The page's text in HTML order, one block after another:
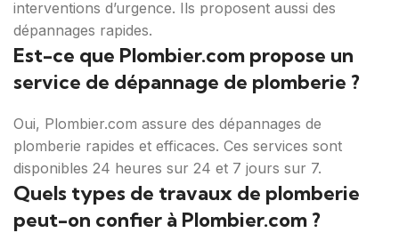
interventions d’urgence. Ils proposent aussi des
dépannages rapides.
Est-ce que Plombier.com propose un
service de dépannage de plomberie ?
Oui, Plombier.com assure des dépannages de
plomberie rapides et efficaces. Ces services sont
disponibles 24 heures sur 24 et 7 jours sur 7.
Quels types de travaux de plomberie
peut-on confier à Plombier.com ?